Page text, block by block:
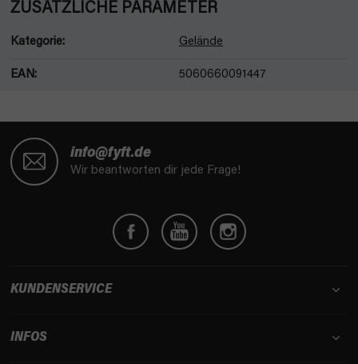
ZUSÄTZLICHE PARAMETER
Kategorie: Gelände
EAN: 5060660091447
info@fyft.de
Wir beantworten dir jede Frage!
KUNDENSERVICE
INFOS